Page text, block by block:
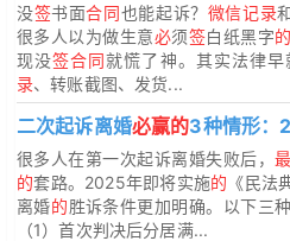
没签书面合同也能起诉？ 微信记录
很多人以为做生意必须签白纸黑字
现没签合同就慌了神。其实法律
录、转账截图、发货...
二次起诉离婚必赢的3种情形：
很多人在第一次起诉离婚失败后，最
的套路。2025年即将实施的 《民法
离婚的胜诉条件更加明确。以下三
（1）首次判决后分居满...